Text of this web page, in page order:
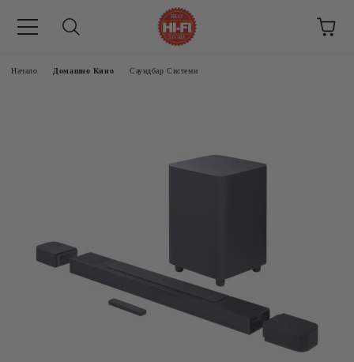
Начало Домашно Кино Саундбар Системи